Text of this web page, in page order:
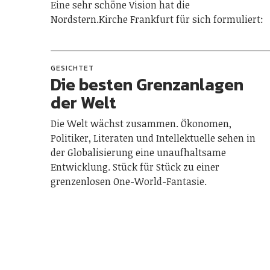
Eine sehr schöne Vision hat die
Nordstern.Kirche Frankfurt für sich formuliert:
GESICHTET
Die besten Grenzanlagen
der Welt
Die Welt wächst zusammen. Ökonomen,
Politiker, Literaten und Intellektuelle sehen in
der Globalisierung eine unaufhaltsame
Entwicklung. Stück für Stück zu einer
grenzenlosen One-World-Fantasie.